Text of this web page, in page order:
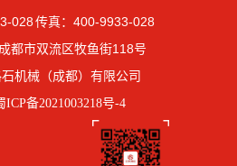
028 传真：400-9933-028
都市双流区牧鱼街118号
机械（成都）有限公司
ICP备2021003218号-4